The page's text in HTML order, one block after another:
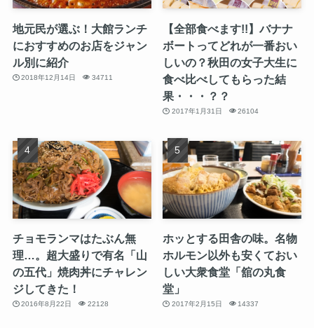
地元民が選ぶ！大館ランチ
におすすめのお店をジャン
ル別に紹介
2018年12月14日 34711
【全部食べます!!】バナナ
ボートってどれが一番おい
しいの？秋田の女子大生に
食べ比べしてもらった結
果・・・？？
2017年1月31日 26104
チョモランマはたぶん無
理…。超大盛りで有名「山
の五代」焼肉丼にチャレン
ジしてきた！
2016年8月22日 22128
ホッとする田舎の味。名物
ホルモン以外も安くておい
しい大衆食堂「舘の丸食
堂」
2017年2月15日 14337